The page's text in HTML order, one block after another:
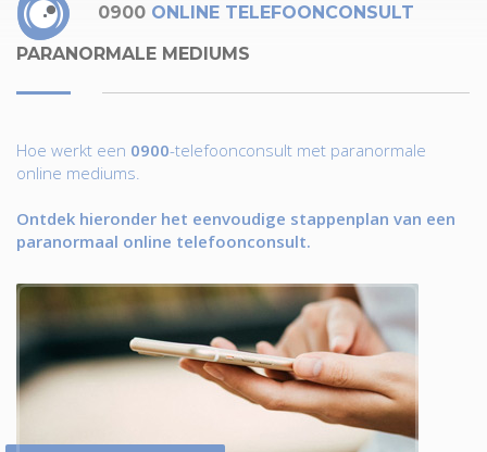
0900 ONLINE TELEFOONCONSULT
PARANORMALE MEDIUMS
Hoe werkt een 0900-telefoonconsult met paranormale
online mediums.
Ontdek hieronder het eenvoudige stappenplan van een
paranormaal online telefoonconsult.